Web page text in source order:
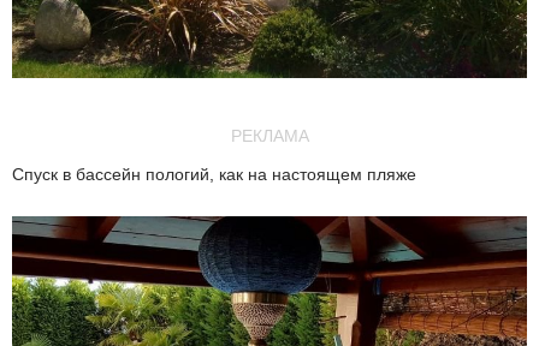
РЕКЛАМА
Спуск в бассейн пологий, как на настоящем пляже